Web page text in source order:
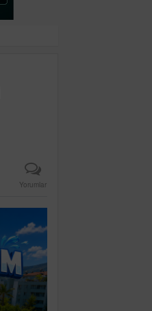
Yorumlar